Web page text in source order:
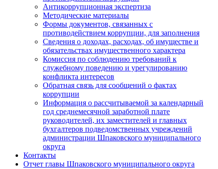
Антикоррупционная экспертиза
Методические материалы
Формы документов, связанных с
противодействием коррупции, для заполнения
Сведения о доходах, расходах, об имуществе и
обязательствах имущественного характера
Комиссия по соблюдению требований к
служебному поведению и урегулированию
конфликта интересов
Обратная связь для сообщений о фактах
коррупции
Информация о рассчитываемой за календарный
год среднемесячной заработной плате
руководителей, их заместителей и главных
бухгалтеров подведомственных учреждений
администрации Шпаковского муниципального
округа
Контакты
Отчет главы Шпаковского муниципального округа